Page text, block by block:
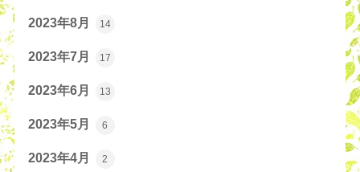
2023年8月 14
2023年7月 17
2023年6月 13
2023年5月 6
2023年4月 2